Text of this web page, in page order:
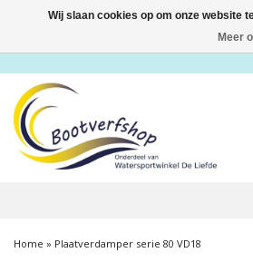
Toggle
Home » Plaatverdamper serie 80 VD18
Wij slaan cookies op om onze website
Meer